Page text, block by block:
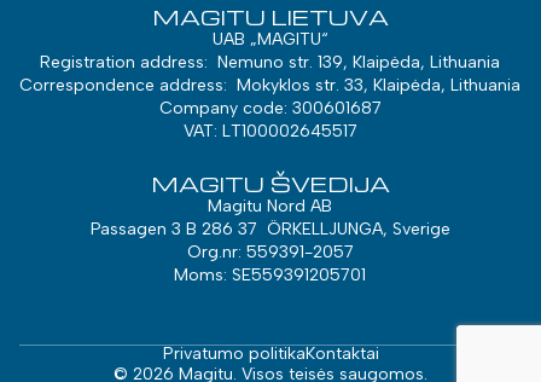
MAGITU LIETUVA
UAB „MAGITU“
Registration address: Nemuno str. 139, Klaipėda, Lithuania
Correspondence address: Mokyklos str. 33, Klaipėda, Lithuania
Company code: 300601687
VAT: LT100002645517
MAGITU ŠVEDIJA
Magitu Nord AB
Passagen 3 B 286 37 ÖRKELLJUNGA, Sverige
Org.nr: 559391-2057
Moms: SE559391205701
© 2026 Magitu. Visos teisės saugomos.
Privatumo politikaKontaktai